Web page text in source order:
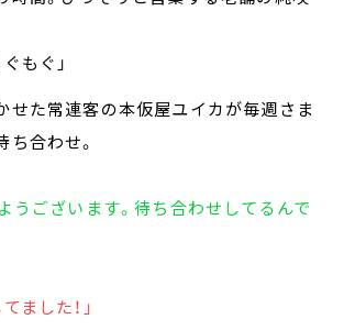
もぐ」
せた常連客の本仮屋ユイカが毎週さま
合わせ。
うございます。待ち合わせしてるんで
ました！」